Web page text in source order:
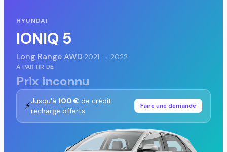
HYUNDAI
IONIQ 5
Long Range AWD·2021 → 2022
À PARTIR DE
Prix inconnu
⚡Jusqu'à 100 € de crédit
recharge offerts
Faire une demande